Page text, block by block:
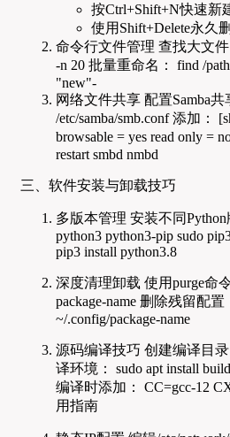
按Ctrl+Shift+N快速新
使用Shift+Delete永久
命令行文件管理 查找大文件
-n 20 批量重命名： find /
"new"-
网络文件共享 配置Samba共
/etc/samba/smb.conf 添加：
browsable = yes read only =
restart smbd nmbd
三、软件安装与卸载技巧
多版本管理 安装不同Python
python3 python3-pip sudo
pip3 install python3.8
深度清理卸载 使用purge命
package-name 删除残留配置
~/.config/package-name
源码编译技巧 创建编译目
译环境： sudo apt install
编译时添加： CC=gcc-12
用指南